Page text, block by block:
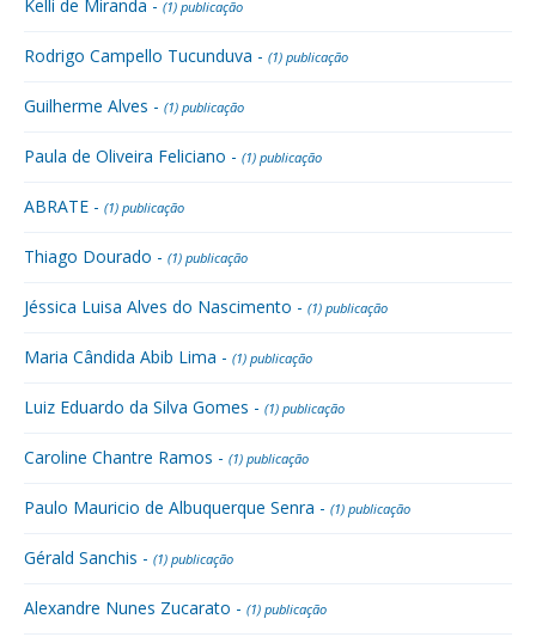
Kelli de Miranda - (1) publicação
Rodrigo Campello Tucunduva - (1) publicação
Guilherme Alves - (1) publicação
Paula de Oliveira Feliciano - (1) publicação
ABRATE - (1) publicação
Thiago Dourado - (1) publicação
Jéssica Luisa Alves do Nascimento - (1) publicação
Maria Cândida Abib Lima - (1) publicação
Luiz Eduardo da Silva Gomes - (1) publicação
Caroline Chantre Ramos - (1) publicação
Paulo Mauricio de Albuquerque Senra - (1) publicação
Gérald Sanchis - (1) publicação
Alexandre Nunes Zucarato - (1) publicação